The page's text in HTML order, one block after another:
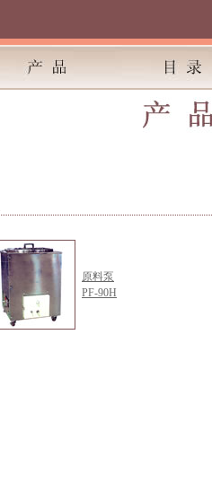
原料泵
PF-90H